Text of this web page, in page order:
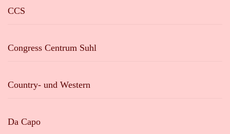
CCS
Congress Centrum Suhl
Country- und Western
Da Capo